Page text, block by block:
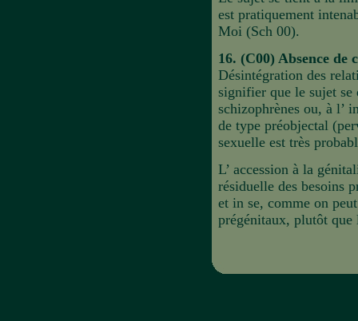
est pratiquement
Moi (Sch 00).
16. (C00) Absence de
Désintégration des
signifier que le sujet se
schizophrènes ou, à l’
de type préobjectal
sexuelle est très
L’ accession à la
résiduelle des besoins
et in se, comme on
prégénitaux, plutôt que